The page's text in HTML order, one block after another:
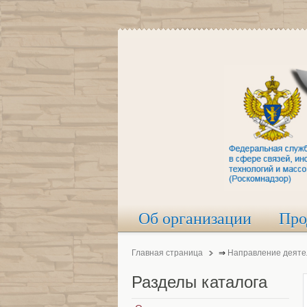
Об организации
Главная страница ⇒ Направление
Разделы каталога